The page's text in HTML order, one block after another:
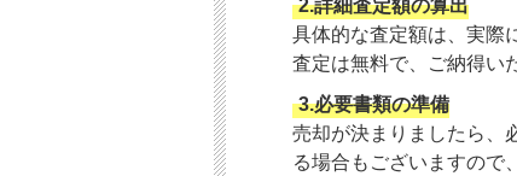
2.詳細査定額の算出
具体的な査定額は、実際
査定は無料で、ご納得い
3.必要書類の準備
売却が決まりましたら、
る場合もございますので